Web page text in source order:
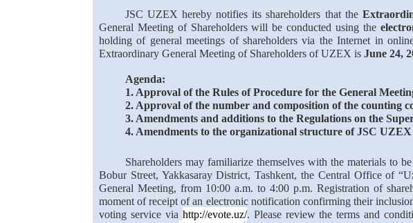
JSC UZEX hereby notifies its shareholders that the
General Meeting of Shareholders will be conducted using the
holding of general meetings of shareholders via the Internet in
Extraordinary General Meeting of Shareholders of UZEX is June 24,
Agenda:
1. Approval of the Rules of Procedure for the General
2. Approval of the number and composition of the counting
3. Amendments and additions to the Regulations on the
4. Amendments to the organizational structure of JSC
Shareholders may familiarize themselves with the materials to
Bobur Street, Yakkasaray District, Tashkent, the Central Office of
General Meeting, from 10:00 a.m. to 4:00 p.m. Registration of
moment of receipt of an electronic notification confirming their
voting service via http://evote.uz/. Please review the terms and